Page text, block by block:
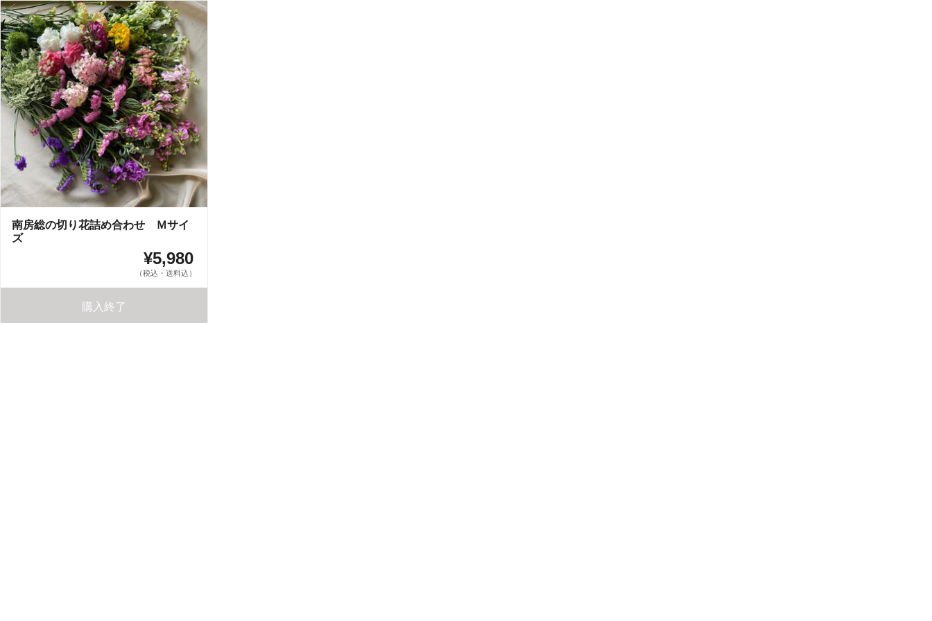
南房総の切り花詰め合わせ Ｍサイ
ズ
¥5,980
（税込・送料込）
購入終了